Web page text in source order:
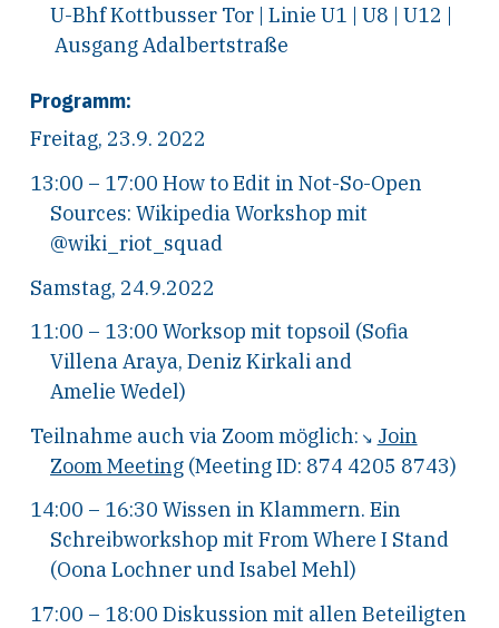
U-Bhf Kottbusser Tor | Linie U1 | U8 | U12 |
Ausgang Adalbertstraße
Programm:
Freitag, 23.9. 2022
13:00 – 17:00 How to Edit in Not-So-Open
Sources: Wikipedia Workshop mit
@wiki_riot_squad
Samstag, 24.9.2022
11:00 – 13:00 Worksop mit topsoil (Sofia
Villena Araya, Deniz Kirkali and
Amelie Wedel)
Teilnahme auch via Zoom möglich:
Join
Zoom Meeting (Meeting ID: 874 4205 8743)
14:00 – 16:30 Wissen in Klammern. Ein
Schreibworkshop mit From Where I Stand
(Oona Lochner und Isabel Mehl)
17:00 – 18:00 Diskussion mit allen Beteiligten